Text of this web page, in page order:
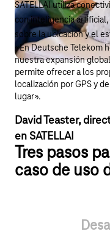
SATELLAI utiliza
con inteligencia
sobre la ubicación y el
«En Deutsche Telekom
nuestra expansión
permite ofrecer a los
localización por GPS y
lugar».
David Teaster,
en SATELLAI
Tres pasos
caso de uso